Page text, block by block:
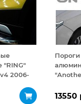
2006-
Long
13550